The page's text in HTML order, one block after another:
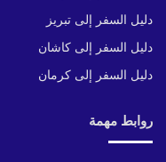
دليل السفر إلى تبريز
دليل السفر إلى كاشان
دليل السفر إلى كرمان
روابط مهمة